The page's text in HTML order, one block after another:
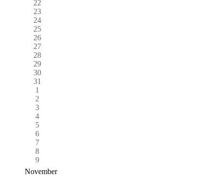
22
23
24
25
26
27
28
29
30
31
1
2
3
4
5
6
7
8
9
November